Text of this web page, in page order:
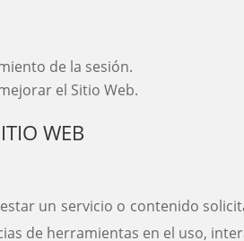
de la sesión.
el Sitio Web.
WEB
un servicio o contenido
de herramientas en el uso,